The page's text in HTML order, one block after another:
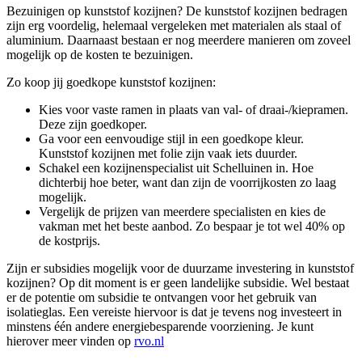
Bezuinigen op kunststof kozijnen? De kunststof kozijnen bedragen
zijn erg voordelig, helemaal vergeleken met materialen als staal of
aluminium. Daarnaast bestaan er nog meerdere manieren om zoveel
mogelijk op de kosten te bezuinigen.
Zo koop jij goedkope kunststof kozijnen:
Kies voor vaste ramen in plaats van val- of draai-/kiepramen.
Deze zijn goedkoper.
Ga voor een eenvoudige stijl in een goedkope kleur.
Kunststof kozijnen met folie zijn vaak iets duurder.
Schakel een kozijnenspecialist uit Schelluinen in. Hoe
dichterbij hoe beter, want dan zijn de voorrijkosten zo laag
mogelijk.
Vergelijk de prijzen van meerdere specialisten en kies de
vakman met het beste aanbod. Zo bespaar je tot wel 40% op
de kostprijs.
Zijn er subsidies mogelijk voor de duurzame investering in kunststof
kozijnen? Op dit moment is er geen landelijke subsidie. Wel bestaat
er de potentie om subsidie te ontvangen voor het gebruik van
isolatieglas. Een vereiste hiervoor is dat je tevens nog investeert in
minstens één andere energiebesparende voorziening. Je kunt
hierover meer vinden op rvo.nl